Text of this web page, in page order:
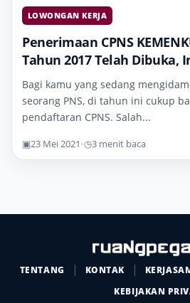
LOWONGAN KERJA
Penerimaan CPNS
Tahun 2017 Telah Dibuka,
Bagi kamu yang sedang
seorang PNS, di tahun ini cukup
pendaftaran CPNS. Salah...
▣23 Mei 2021•◷3 menit baca
TENTANG KONTAK
KEBIJAKAN